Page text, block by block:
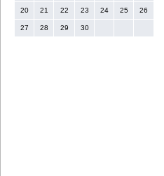
20 21 22 23 24 25 26
27 28 29 30